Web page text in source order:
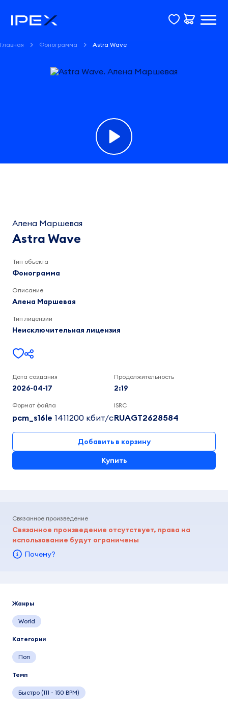
Главная Фонограмма Astra Wave
Wave
Алена
Маршевая
Алена Маршевая
Astra Wave
Тип объекта
Фонограмма
Описание
Алена Маршевая
Тип лицензии
Неисключительная лицензия
Дата создания
2026-04-17
Продолжительность
2:19
Формат файла
pcm_s16le 1411200 кбит/c
ISRC
RUAGT2628584
Добавить в корзину
Купить
Связанное произведение
Связанное произведение отсутствует, права на
использование будут ограничены
Почему?
Жанры
World
Категории
Поп
Темп
Быстро (111 - 150 BPM)